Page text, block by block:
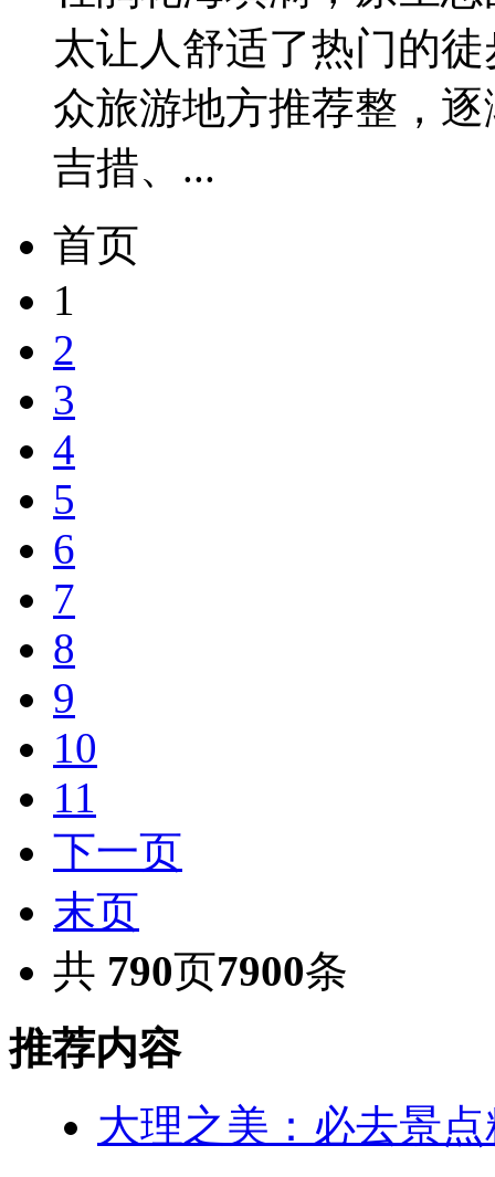
太让人舒适了热门的
众旅游地方推荐整，
吉措、...
首页
1
2
3
4
5
6
7
8
9
10
11
下一页
末页
共 790页7900条
推荐内容
大理之美：必去景